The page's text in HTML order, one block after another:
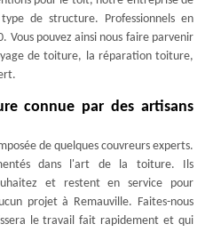
de structure. Professionnels en
pouvez ainsi nous faire parvenir
de toiture, la réparation toiture,
connue par des artisans
de quelques couvreurs experts.
dans l'art de la toiture. Ils
et restent en service pour
projet à Remauville. Faites-nous
le travail fait rapidement et qui